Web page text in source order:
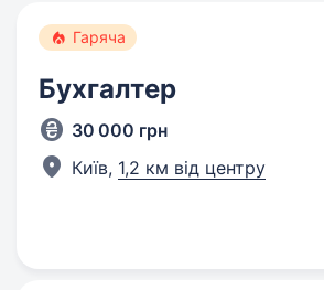
Гаряча
Бухгалтер
30 000 грн
Київ, 1,2 км від центру